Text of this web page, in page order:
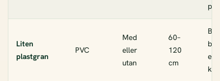
pris
Liten
plastgran
PVC
Med
eller
utan
60–
120
cm